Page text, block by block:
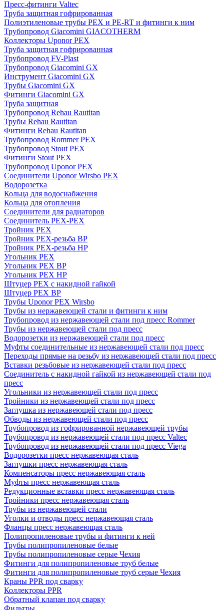
Пресс-фитинги Valtec
Труба защитная гофрированная
Полиэтиленовые трубы PEX и PE-RT и фитинги к ним
Трубопровод Giacomini GIACOTHERM
Коллекторы Uponor PEX
Труба защитная гофрированная
Трубопровод FV-Plast
Трубопровод Giacomini GX
Инструмент Giacomini GX
Трубы Giacomini GX
Фитинги Giacomini GX
Труба защитная
Трубопровод Rehau Rautitan
Трубы Rehau Rautitan
Фитинги Rehau Rautitan
Трубопровод Rommer PEX
Трубопровод Stout PEX
Фитинги Stout PEX
Трубопровод Uponor PEX
Соединители Uponor Wirsbo PEX
Водорозетка
Кольца для водоснабжения
Кольца для отопления
Соединители для радиаторов
Соединитель PEX-PEX
Тройник PEX
Тройник PEX-резьба ВР
Тройник PEX-резьба НР
Угольник PEX
Угольник PEX ВР
Угольник PEX НР
Штуцер PEX c накидной гайкой
Штуцер PEX ВР
Трубы Uponor PEX Wirsbo
Трубы из нержавеющей стали и фитинги к ним
Трубопровод из нержавеющей стали под пресс Rommer
Трубы из нержавеющей стали под пресс
Водорозетки из нержавеющей стали под пресс
Муфты соединительные из нержавеющей стали под пресс
Переходы прямые на резьбу из нержавеющей стали под пресс
Вставки резьбовые из нержавеющей стали под пресс
Соединитель с накидной гайкой из нержавеющей стали под
пресс
Угольники из нержавеющей стали под пресс
Тройники из нержавеющей стали под пресс
Заглушка из нержавеющей стали под пресс
Обводы из нержавеющей стали под пресс
Трубопровод из гофрированной нержавеющей трубы
Трубопровод из нержавеющей стали под пресс Valtec
Трубопровод из нержавеющей стали под пресс Viega
Водорозетки пресс нержавеющая сталь
Заглушки пресс нержавеющая сталь
Компенсаторы пресс нержавеющая сталь
Муфты пресс нержавеющая сталь
Редукционные вставки пресс нержавеющая сталь
Тройники пресс нержавеющая сталь
Трубы из нержавеющей стали
Уголки и отводы пресс нержавеющая сталь
Фланцы пресс нержавеющая сталь
Полипропиленовые трубы и фитинги к ней
Трубы полипропиленовые белые
Трубы полипропиленовые серые Чехия
Фитинги для полипропиленовые труб белые
Фитинги для полипропиленовые труб серые Чехия
Краны PPR под сварку
Коллекторы PPR
Обратный клапан под сварку
Фильтры